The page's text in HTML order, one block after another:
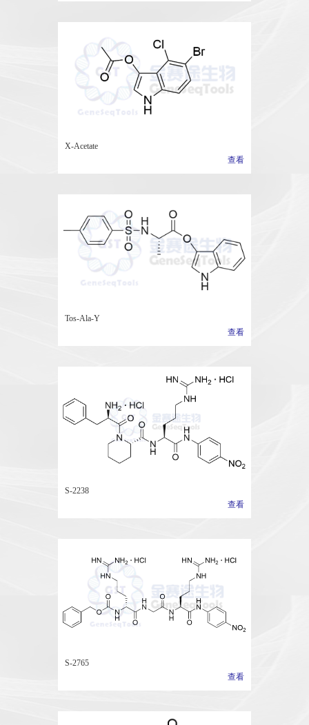
X-Acetate
查看
Tos-Ala-Y
查看
S-2238
查看
S-2765
查看